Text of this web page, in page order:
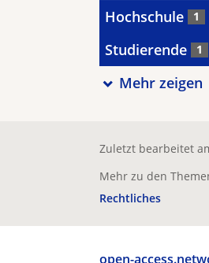
Hochschule 1
Studierende 1
Mehr zeigen
Zuletzt bearbeitet
Mehr zu den
Rechtliches
open-